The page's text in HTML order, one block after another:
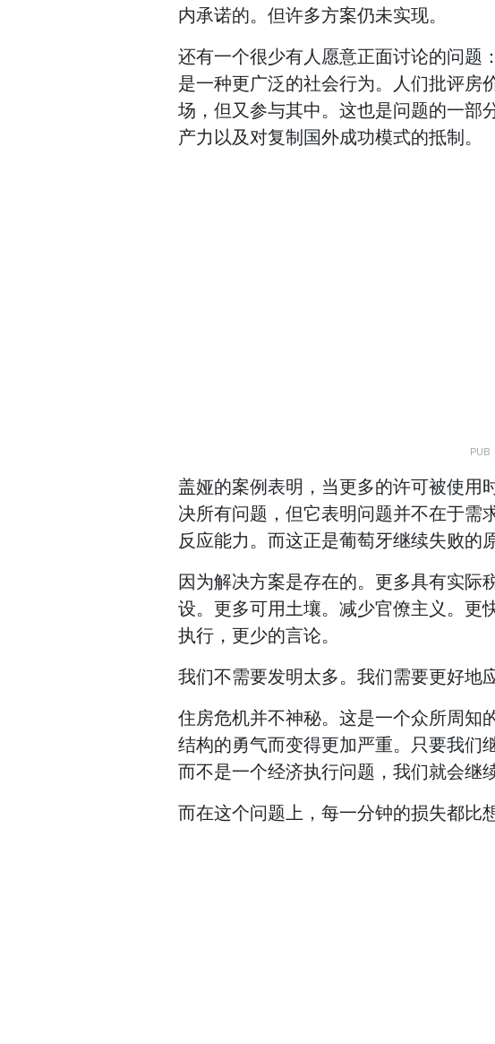
内承诺的。但许多方案仍未实现。
还有一个很少有人愿意正面讨论的问题
是一种更广泛的社会行为。人们批评房
场，但又参与其中。这也是问题的一部
产力以及对复制国外成功模式的抵制。
盖娅的案例表明，当更多的许可被使用
决所有问题，但它表明问题并不在于需
反应能力。而这正是葡萄牙继续失败的
因为解决方案是存在的。更多具有实际
设。更多可用土壤。减少官僚主义。更
执行，更少的言论。
我们不需要发明太多。我们需要更好地
住房危机并不神秘。这是一个众所周知
结构的勇气而变得更加严重。只要我们
而不是一个经济执行问题，我们就会继
而在这个问题上，每一分钟的损失都比